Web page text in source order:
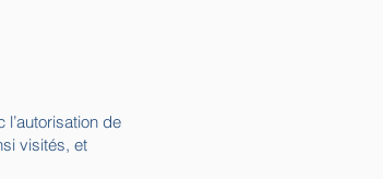
de
visités, et